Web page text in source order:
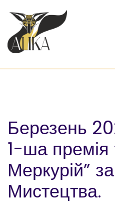
Березень
1-ша премія
Меркурій”
Мистецтва.